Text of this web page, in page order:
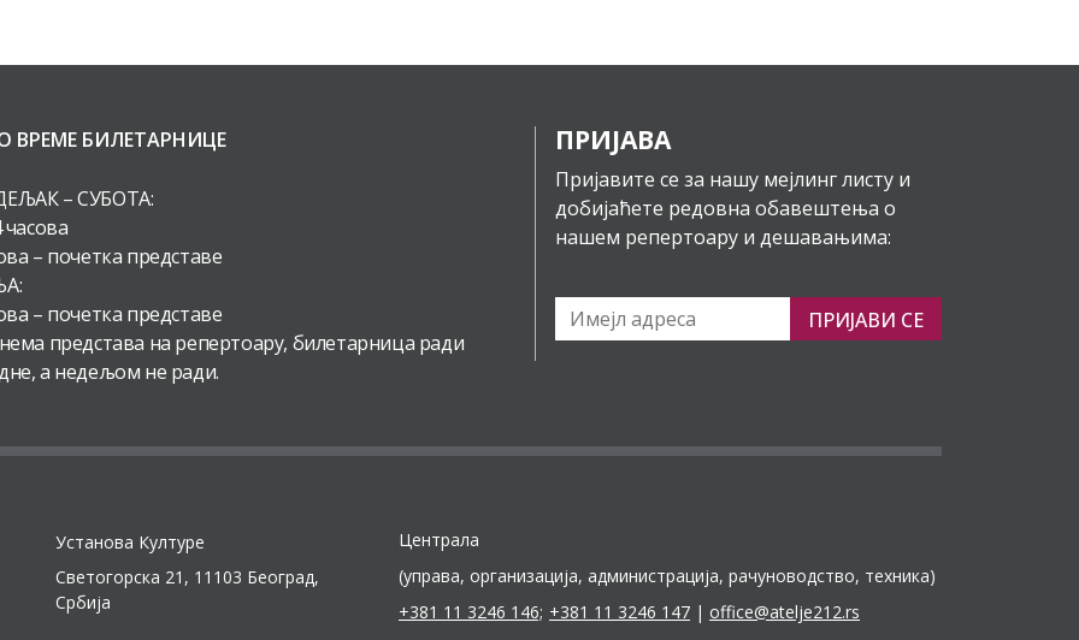
ВРЕМЕ БИЛЕТАРНИЦЕ
– СУБОТА:
часова
– почетка представе
– почетка представе
представа на репертоару, билетарница ради
а недељом не ради.
ПРИЈАВА
Пријавите се за нашу мејлинг листу и
добијаћете редовна обавештења о
нашем репертоару и дешавањима:
ПРИЈАВИ СЕ
Установа Културе
Светогорска 21, 11103 Београд,
Србија
Централа
(управа, организација, администрација, рачуноводство, техника)
+381 11 3246 146; +381 11 3246 147 | office@atelje212.rs